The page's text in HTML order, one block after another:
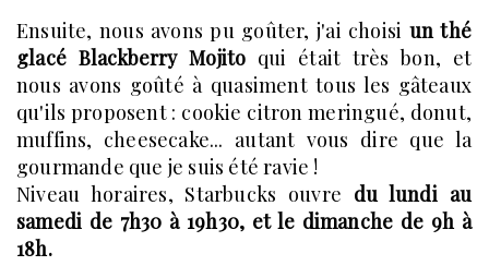
Ensuite, nous avons pu goûter, j'ai choisi un thé
glacé Blackberry Mojito qui était très bon, et
nous avons goûté à quasiment tous les gâteaux
qu'ils proposent : cookie citron meringué, donut,
muffins, cheesecake... autant vous dire que la
gourmande que je suis été ravie !
Niveau horaires, Starbucks ouvre du lundi au
samedi de 7h30 à 19h30, et le dimanche de 9h à
18h.